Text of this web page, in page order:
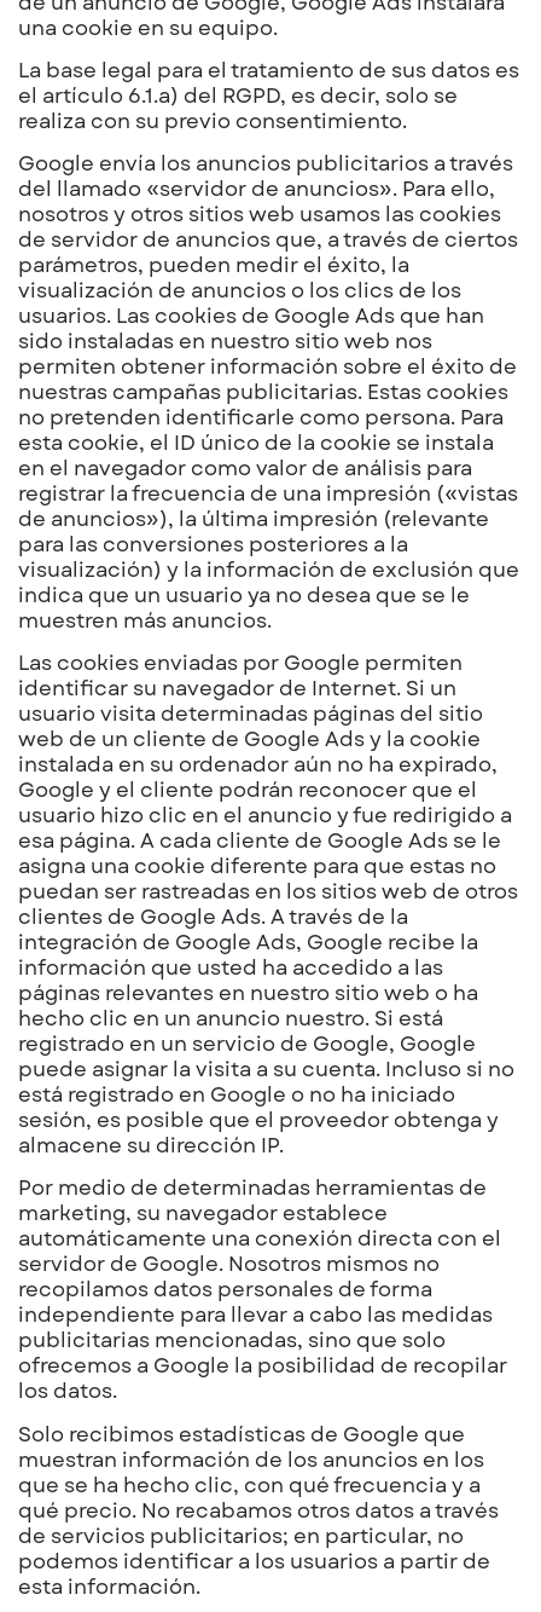
una cookie en su equipo.
La base legal para el tratamiento de sus datos es
el artículo 6.1.a) del RGPD, es decir, solo se
realiza con su previo consentimiento.
Google envía los anuncios publicitarios a través
del llamado «servidor de anuncios». Para ello,
nosotros y otros sitios web usamos las cookies
de servidor de anuncios que, a través de ciertos
parámetros, pueden medir el éxito, la
visualización de anuncios o los clics de los
usuarios. Las cookies de Google Ads que han
sido instaladas en nuestro sitio web nos
permiten obtener información sobre el éxito de
nuestras campañas publicitarias. Estas cookies
no pretenden identificarle como persona. Para
esta cookie, el ID único de la cookie se instala
en el navegador como valor de análisis para
registrar la frecuencia de una impresión («vistas
de anuncios»), la última impresión (relevante
para las conversiones posteriores a la
visualización) y la información de exclusión que
indica que un usuario ya no desea que se le
muestren más anuncios.
Las cookies enviadas por Google permiten
identificar su navegador de Internet. Si un
usuario visita determinadas páginas del sitio
web de un cliente de Google Ads y la cookie
instalada en su ordenador aún no ha expirado,
Google y el cliente podrán reconocer que el
usuario hizo clic en el anuncio y fue redirigido a
esa página. A cada cliente de Google Ads se le
asigna una cookie diferente para que estas no
puedan ser rastreadas en los sitios web de otros
clientes de Google Ads. A través de la
integración de Google Ads, Google recibe la
información que usted ha accedido a las
páginas relevantes en nuestro sitio web o ha
hecho clic en un anuncio nuestro. Si está
registrado en un servicio de Google, Google
puede asignar la visita a su cuenta. Incluso si no
está registrado en Google o no ha iniciado
sesión, es posible que el proveedor obtenga y
almacene su dirección IP.
Por medio de determinadas herramientas de
marketing, su navegador establece
automáticamente una conexión directa con el
servidor de Google. Nosotros mismos no
recopilamos datos personales de forma
independiente para llevar a cabo las medidas
publicitarias mencionadas, sino que solo
ofrecemos a Google la posibilidad de recopilar
los datos.
Solo recibimos estadísticas de Google que
muestran información de los anuncios en los
que se ha hecho clic, con qué frecuencia y a
qué precio. No recabamos otros datos a través
de servicios publicitarios; en particular, no
podemos identificar a los usuarios a partir de
esta información.